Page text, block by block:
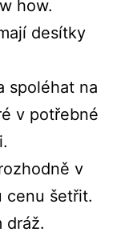
how.
desítky
spoléhat na
v potřebné
v
cenu šetřit.
dráž.